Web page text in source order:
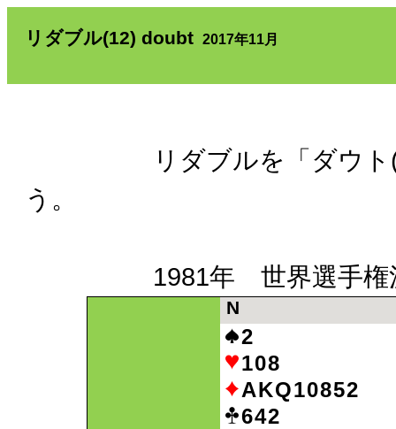
リダブル(12) doubt 2017年11月
リダブルを「ダウト
う。
1981年 世界選手権
N
2
108
AKQ10852
642